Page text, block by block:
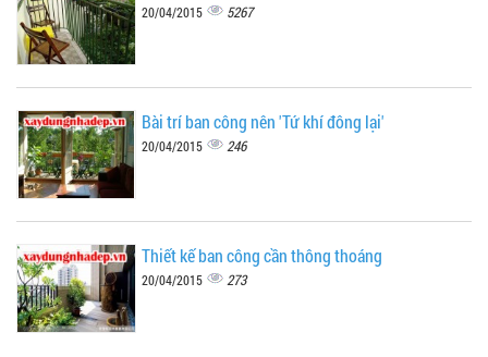
20/04/2015 5267
Bài trí ban công nên 'Tứ khí đông lại'
20/04/2015 246
Thiết kế ban công cần thông thoáng
20/04/2015 273